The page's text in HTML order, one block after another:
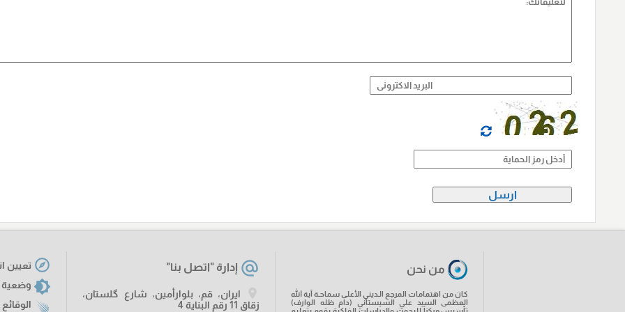
من نحن
كان من اهتمامات المرجع الـديني الأعلى سماحـة آية الله
العظمى السيد علي السيستاني (دام ظله الوارف)
تأسيس مركزاً للبحوث والدراسات الفلكية يقوم بتعليم
إدارة "اتصل بنا"
ايران، قم، بلوارأمين، شارع گلستان،
زقاق 11 رقم البناية 4
تعيين
وضعية